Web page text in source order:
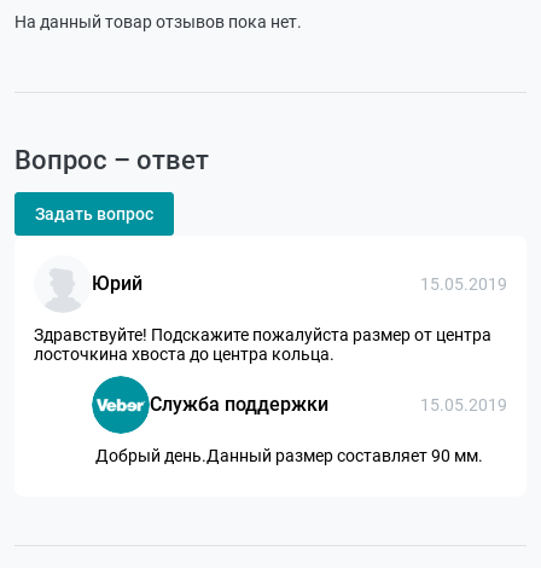
На данный товар отзывов пока нет.
Вопрос – ответ
Задать вопрос
Юрий 15.05.2019
Здравствуйте! Подскажите пожалуйста размер от центра
лосточкина хвоста до центра кольца.
Служба поддержки 15.05.2019
Добрый день.Данный размер составляет 90 мм.